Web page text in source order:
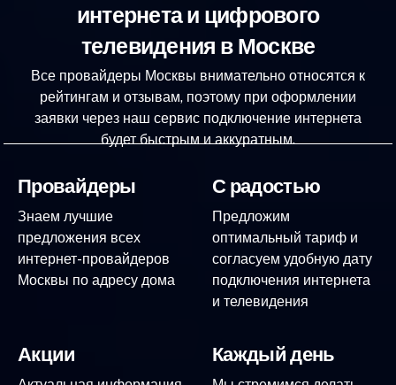
интернета и цифрового
телевидения в Москве
Все провайдеры Москвы внимательно относятся к
рейтингам и отзывам, поэтому при оформлении
заявки через наш сервис подключение интернета
будет быстрым и аккуратным.
Провайдеры
Знаем лучшие
предложения всех
интернет-провайдеров
Москвы по адресу дома
С радостью
Предложим
оптимальный тариф и
согласуем удобную дату
подключения интернета
и телевидения
Акции Каждый день